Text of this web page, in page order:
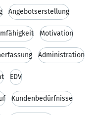
Angebotserstellung
Motivation
Administration
EDV
Kundenbedürfnisse